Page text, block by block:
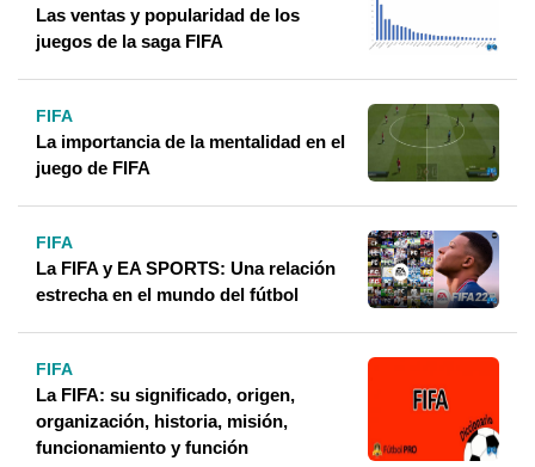
Las ventas y popularidad de los
juegos de la saga FIFA
FIFA
La importancia de la mentalidad en el
juego de FIFA
FIFA
La FIFA y EA SPORTS: Una relación
estrecha en el mundo del fútbol
FIFA
La FIFA: su significado, origen,
organización, historia, misión,
funcionamiento y función